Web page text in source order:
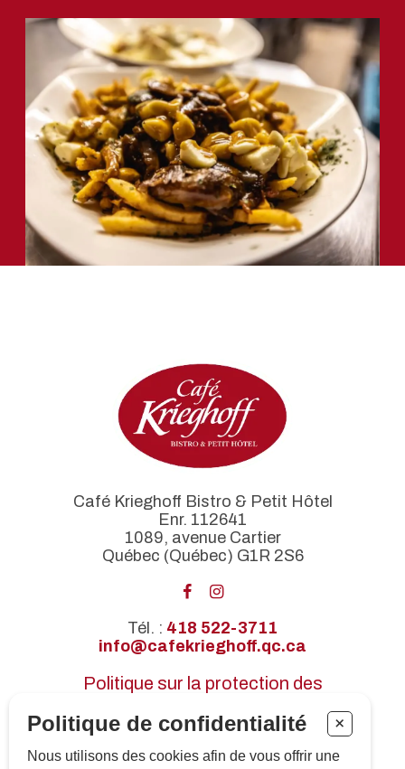
Café Krieghoff Bistro & Petit Hôtel
Enr. 112641
1089, avenue Cartier
Québec (Québec) G1R 2S6
Tél. : 418 522-3711
info@cafekrieghoff.qc.ca
Politique sur la protection des
Certifications
Revue de presse
Politique de confidentialité +
Nous utilisons des cookies afin de vous offrir une